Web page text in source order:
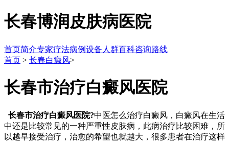
长春博润皮肤病医院
首页简介专家疗法病例设备 人群百科咨询路线
首页 > 长春白癜风>
长春市治疗白癜风医院
长春市治疗白癜风医院?中医怎么治疗白癜风，白癜风在生活
中还是比较常见的一种严重性皮肤病，此病治疗比较困难，所
以越早接受治疗，治愈的希望也就越大，很多患者在治疗这样